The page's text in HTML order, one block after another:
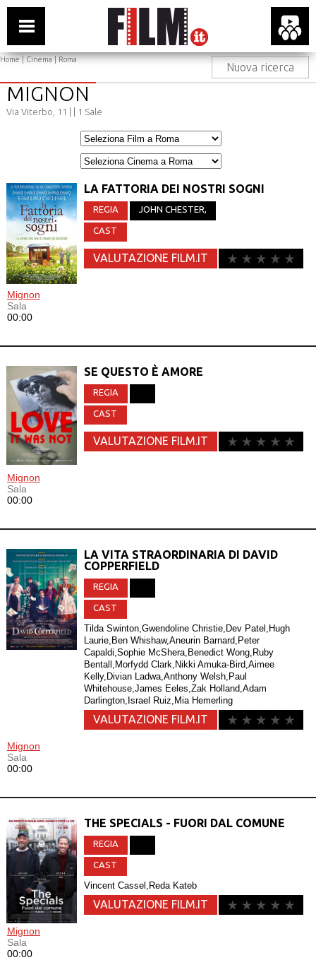
Home|Cinema|Roma
Nuova ricerca
MIGNON
Via Viterbo, 11 | | 1 Sale
LA FATTORIA DEI NOSTRI SOGNI
REGIA JOHN CHESTER,
CAST
VALUTAZIONE FILM.IT
Mignon
Sala
00:00
SE QUESTO È AMORE
REGIA
CAST
VALUTAZIONE FILM.IT
Mignon
Sala
00:00
LA VITA STRAORDINARIA DI DAVID
COPPERFIELD
REGIA
CAST
Tilda Swinton,Gwendoline Christie,Dev Patel,Hugh
Laurie,Ben Whishaw,Aneurin Barnard,Peter
Capaldi,Sophie McShera,Benedict Wong,Ruby
Bentall,Morfydd Clark,Nikki Amuka-Bird,Aimee
Kelly,Divian Ladwa,Anthony Welsh,Paul
Whitehouse,James Eeles,Zak Holland,Adam
Darlington,Israel Ruiz,Mia Hemerling
VALUTAZIONE FILM.IT
Mignon
Sala
00:00
THE SPECIALS - FUORI DAL COMUNE
REGIA
CAST
Vincent Cassel,Reda Kateb
VALUTAZIONE FILM.IT
Mignon
Sala
00:00